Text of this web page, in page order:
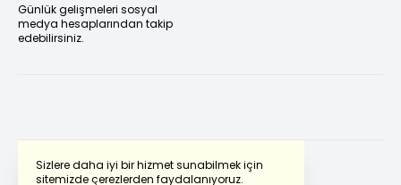
Sizlere daha iyi bir hizmet sunabilmek için
sitemizde çerezlerden faydalanıyoruz.
Günlük gelişmeleri sosyal
medya hesaplarından takip
edebilirsiniz.